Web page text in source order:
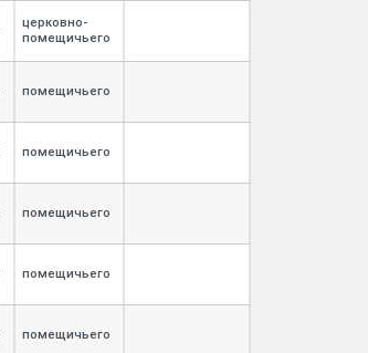
церковно-
помещичьего
помещичьего
помещичьего
помещичьего
помещичьего
помещичьего